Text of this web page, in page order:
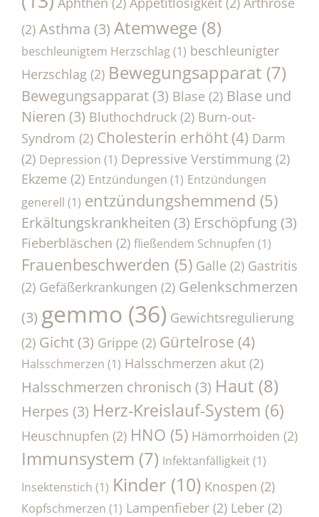
(2) Asthma (3) Atemwege (8)
beschleunigtem Herzschlag(1) beschleunigter
Herzschlag (2) Bewegungsapparat (7)
Bewegungsapparat (3) Blase (2) Blase und
Nieren (3) Bluthochdruck (2) Burn-out-
Syndrom (2) Cholesterin erhöht (4) Darm
(2) Depression (1) Depressive Verstimmung (2)
Ekzeme (2) Entzündungen (1) Entzündungen
generell (1) entzündungshemmend (5)
Erkältungskrankheiten (3) Erschöpfung (3)
Fieberbläschen (2) fließendem Schnupfen (1)
Frauenbeschwerden (5) Galle (2) Gastritis
(2) Gefäßerkrankungen (2) Gelenkschmerzen
(3) gemmo (36) Gewichtsregulierung
(2) Gicht (3) Grippe (2) Gürtelrose (4)
Halsschmerzen (1) Halsschmerzen akut (2)
Halsschmerzen chronisch (3) Haut (8)
Herpes (3) Herz-Kreislauf-System (6)
Heuschnupfen (2) HNO (5) Hämorrhoiden (2)
Immunsystem (7) Infektanfälligkeit(1)
Insektenstich (1) Kinder (10) Knospen (2)
Kopfschmerzen (1) Lampenfieber (2) Leber (2)